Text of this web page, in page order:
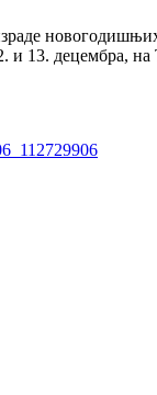
и 13. децембра,